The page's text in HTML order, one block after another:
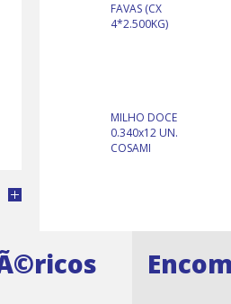
FAVAS (CX
4*2.500KG)
MILHO DOCE
0.340x12 UN.
COSAMI